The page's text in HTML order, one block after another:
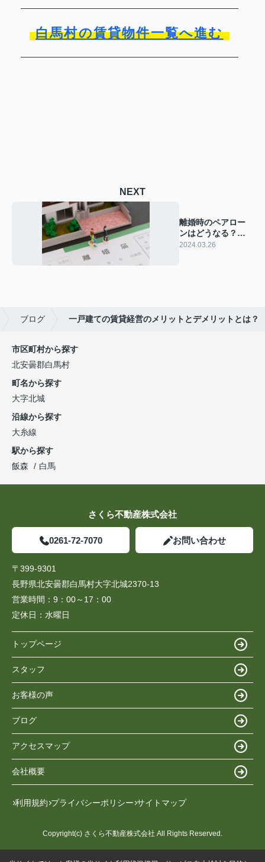
白馬村の賃貸物件一覧へ進む
NEXT
離婚時のペアロー
ンはどうなる？問
題点や対処法をご
2024.03.26
ブログ 一戸建ての賃貸経営のメリットとデメリットとは？
市区町村から探す
北安曇郡白馬村
町名から探す
大字北城
沿線から探す
大糸線
駅から探す
飯森
白馬
さくら不動産株式会社
0261-72-7070 お問い合わせ
〒399-9301
長野県北安曇郡白馬村大字北城2370-13
営業時間： 9：00～17：00
定休日： 水曜日
トップページ
スタッフ
お客様の声
ブログ
アクセスマップ
会社概要
利用規約 プライバシーポリシー サイトマップ
Copyright(c) さくら不動産株式会社 All Rights Reserved.